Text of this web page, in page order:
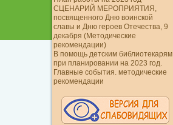
СЦЕНАРИЙ МЕРОПРИЯТИЯ,
посвященного Дню воинской
славы и Дню героев Отечества, 9
декабря (Методические
рекомендации)
В помощь детским библиотекарям
при планировании на 2023 год.
Главные события. методические
рекомендации